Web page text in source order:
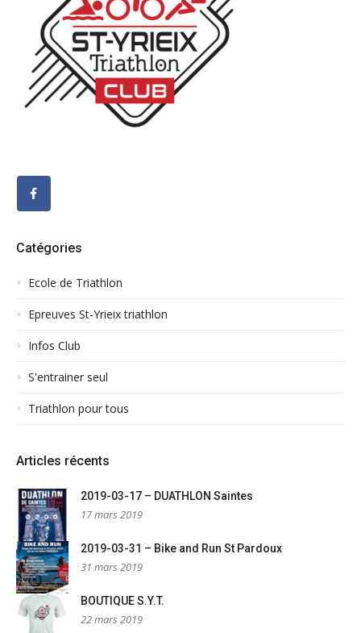
Catégories
Ecole de Triathlon
Epreuves St-Yrieix triathlon
Infos Club
S'entrainer seul
Triathlon pour tous
Articles récents
2019-03-17 – DUATHLON Saintes
17 mars 2019
2019-03-31 – Bike and Run St Pardoux
31 mars 2019
BOUTIQUE S.Y.T.
22 mars 2019